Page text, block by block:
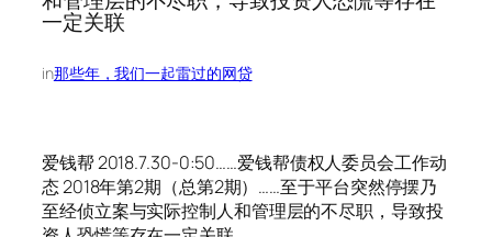
一定关联
in那些年，我们一起雷过的网贷
爱钱帮 2018.7.30-0:50……爱钱帮债权人委员会工作动
态 2018年第2期（总第2期）……至于平台突然停摆乃
至经侦立案与实际控制人和管理层的不尽职，导致投